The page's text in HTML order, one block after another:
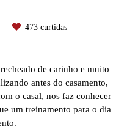
473 curtidas
de carinho e muito
antes do casamento,
o casal, nos faz conhecer
um treinamento para o dia